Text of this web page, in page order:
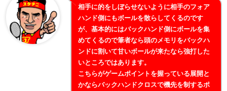
相手に的をしぼらせないように相手のフォア
ハンド側にもボールを散らしてくるのです
が、基本的にはバックハンド側にボールを集
めてくるので筆者なら頭のメモリをバックハ
ンドに割いて甘いボールが来たなら強打した
いところではあります。
こちらがゲームポイントを握っている展開と
かならバックハンドクロスで機先を制するポ